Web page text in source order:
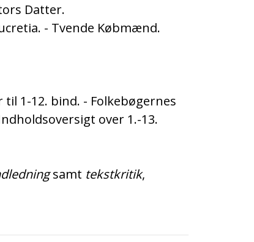
Datter.
- Tvende Købmænd.
1-12. bind. - Folke­bøgernes
over 1.-13.
samt tekstkritik,